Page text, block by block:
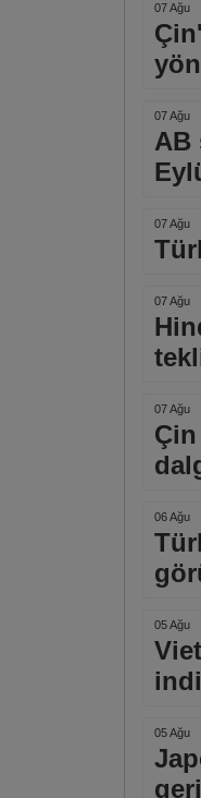
07 Ağu
07 Ağu
AB
07 Ağu
07 Ağu
07 Ağu
06 Ağu
05 Ağu
05 Ağu